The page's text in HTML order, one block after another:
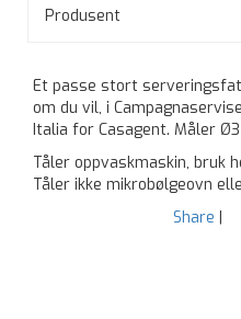
Produsent
Et passe stort
om du vil, i
Italia for Casagent. Måler
Tåler oppvaskmaskin, bruk
Tåler ikke mikrobølgeovn
Share